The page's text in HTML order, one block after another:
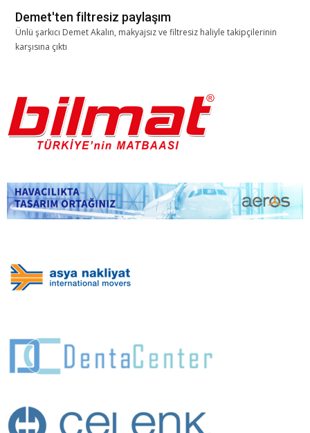
Demet'ten filtresiz paylaşım
Ünlü şarkıcı Demet Akalın, makyajsız ve filtresiz haliyle takipçilerinin
karşısına çıktı